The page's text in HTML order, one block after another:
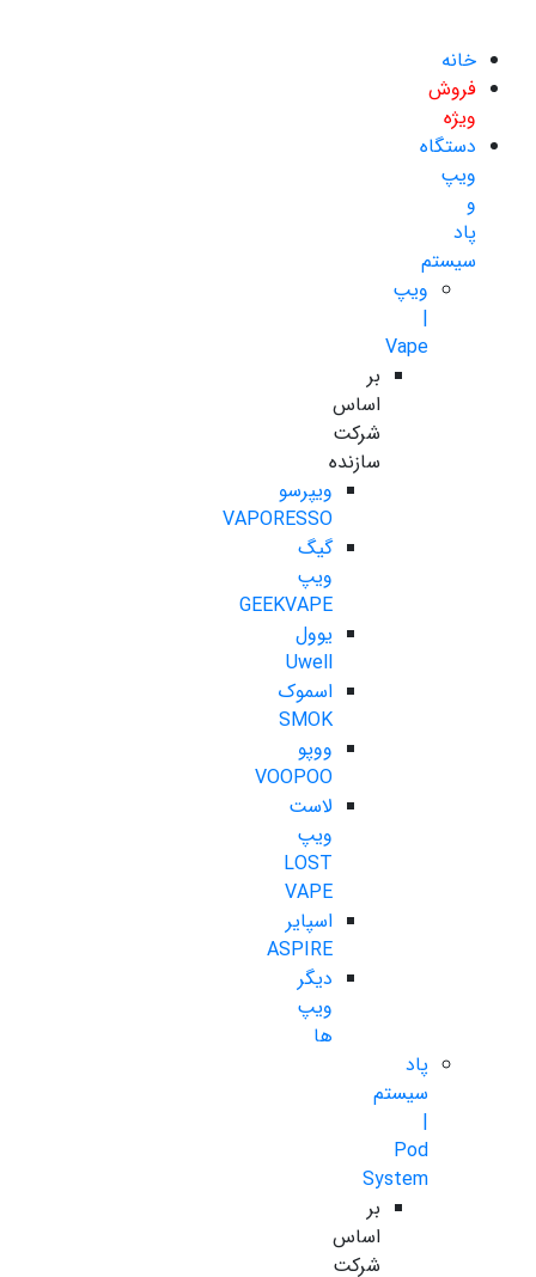
خانه
فروش
ویژه
دستگاه
ویپ
و
پاد
سیستم
ویپ
|
Vape
بر
اساس
شرکت
سازنده
ویپرسو
VAPORESSO
گیگ
ویپ
GEEKVAPE
یوول
Uwell
اسموک
SMOK
ووپو
VOOPOO
لاست
ویپ
LOST
VAPE
اسپایر
ASPIRE
دیگر
ویپ
ها
پاد
سیستم
|
Pod
System
بر
اساس
شرکت